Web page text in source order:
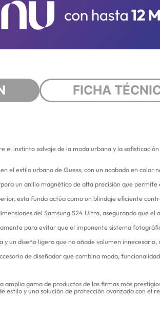
FICHA
instinto salvaje de la moda urbana y la
el estilo urbano de Guess, con un acabado en
un anillo magnético de alta precisión que
esta funda actúa como un blindaje eficiente
del Samsung S24 Ultra, asegurando que el
para evitar que el imponente sistema
un diseño ligero que no añade volumen
de diseñador que combina moda,
amplia gama de productos de las firmas más
y una solución de protección avanzada con el